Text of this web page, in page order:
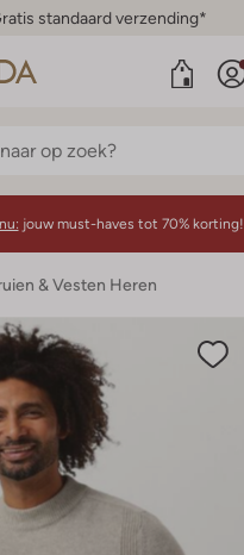
standaard verzending*
jouw must-haves tot 70% korting!
& Vesten Heren